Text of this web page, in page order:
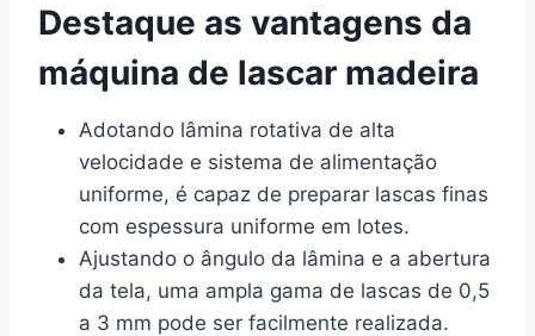
Destaque as vantagens da
máquina de lascar madeira
Adotando lâmina rotativa de alta
velocidade e sistema de alimentação
uniforme, é capaz de preparar lascas finas
com espessura uniforme em lotes.
Ajustando o ângulo da lâmina e a abertura
da tela, uma ampla gama de lascas de 0,5
a 3 mm pode ser facilmente realizada.